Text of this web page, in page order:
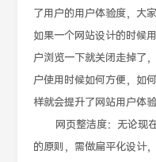
了用户的用户体验度，大
如果一个网站设计的时候
户浏览一下就关闭走掉了
户使用时候如何方便，如
样就会提升了网站用户体验
网页整洁度：无论现在
的原则，需做扁平化设计